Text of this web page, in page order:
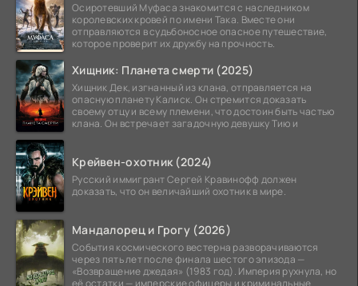
Осиротевший Муфаса знакомится с наследником
королевских кровей по имени Така. Вместе они
отправляются в судьбоносное опасное путешествие,
которое проверит их дружбу на прочность.
Хищник: Планета смерти (2025)
Хищник Дек, изгнанный из клана, отправляется на
опасную планету Калиск. Он стремится доказать
своему отцу и всему племени, что достоин быть частью
клана. Он встречает загадочную девушку Тию и
Крейвен-охотник (2024)
Русский иммигрант Сергей Кравинофф должен
доказать, что он величайший охотник в мире.
Мандалорец и Грогу (2026)
События космического вестерна разворачиваются
через пять лет после финала шестого эпизода —
«Возвращение джедая» (1983 год). Империя рухнула, но